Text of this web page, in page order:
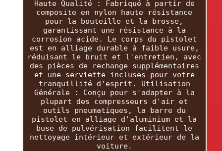
Haute Qualité : Fabriqué à partir de
composite en nylon haute résistance
pour la bouteille et la brosse,
garantissant une résistance à la
corrosion acide. Le corps du pistolet
est en alliage durable à faible usure,
réduisant le bruit et l'entretien, avec
des pièces de rechange supplémentaires
et une serviette incluses pour votre
tranquillité d'esprit. Utilisation
Générale : Conçu pour s'adapter à la
plupart des compresseurs d'air et
outils pneumatiques, la barre du
pistolet en alliage d'aluminium et la
buse de pulvérisation facilitent le
nettoyage intérieur et extérieur de la
voiture.